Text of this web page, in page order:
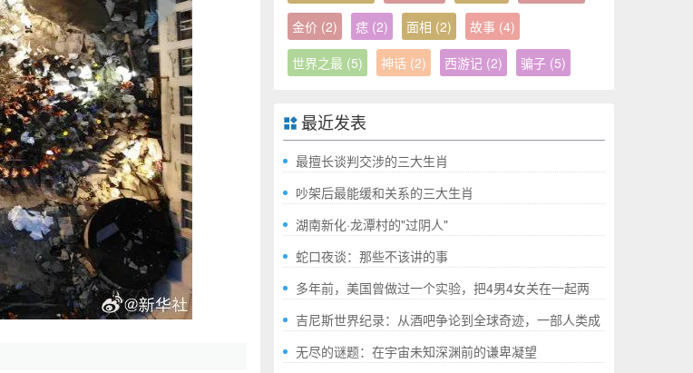
金价 (2) 痣 (2) 面相 (2) 故事 (4)
世界之最 (5) 神话 (2) 西游记 (2) 骗子 (5)
最近发表
最擅长谈判交涉的三大生肖
吵架后最能缓和关系的三大生肖
湖南新化·龙潭村的"过阴人"
蛇口夜谈：那些不该讲的事
多年前，美国曾做过一个实验，把4男4女关在一起两
年，结果如何?
吉尼斯世界纪录：从酒吧争论到全球奇迹，一部人类成
就的“极限”百科全书
无尽的谜题：在宇宙未知深渊前的谦卑凝望